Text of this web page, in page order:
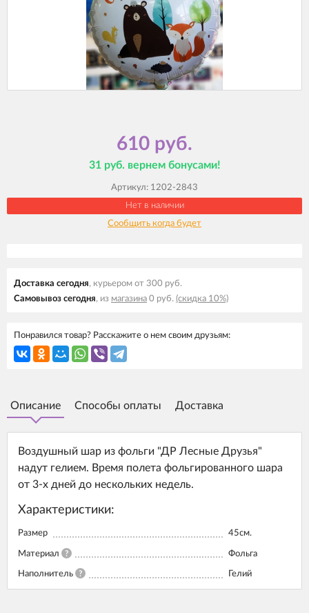
610 руб.
31 руб. вернем бонусами!
Артикул: 1202-2843
Нет в наличии
Сообщить когда будет
Доставка cегодня, курьером от 300 руб.
Самовывоз cегодня, из магазина 0 руб. (скидка 10%)
Понравился товар? Расскажите о нем своим друзьям:
Описание Способы оплаты Доставка
Воздушный шар из фольги "ДР Лесные Друзья"
надут гелием. Время полета фольгированного шара
от 3-х дней до нескольких недель.
Характеристики:
Размер 45см.
Материал ? Фольга
Наполнитель ? Гелий